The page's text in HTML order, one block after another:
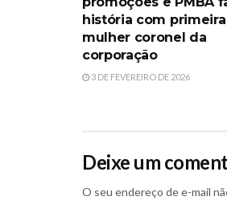
história com primeira
mulher coronel da
corporação
3 DE FEVEREIRO DE 2026
Deixe um
O seu endereço de e-mail